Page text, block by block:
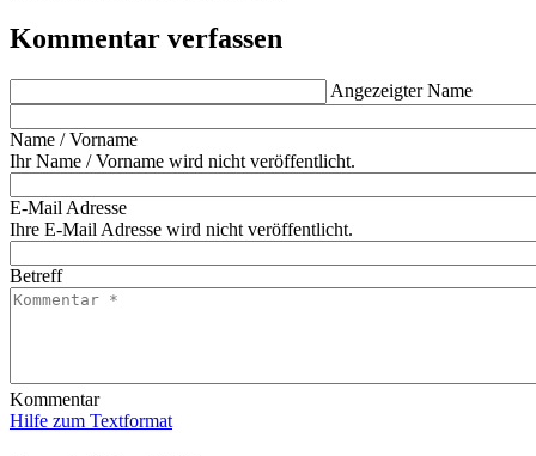
Kommentar verfassen
Angezeigter Name
Name / Vorname
Ihr Name / Vorname wird nicht veröffentlicht.
E-Mail Adresse
Ihre E-Mail Adresse wird nicht veröffentlicht.
Betreff
Kommentar
Hilfe zum Textformat